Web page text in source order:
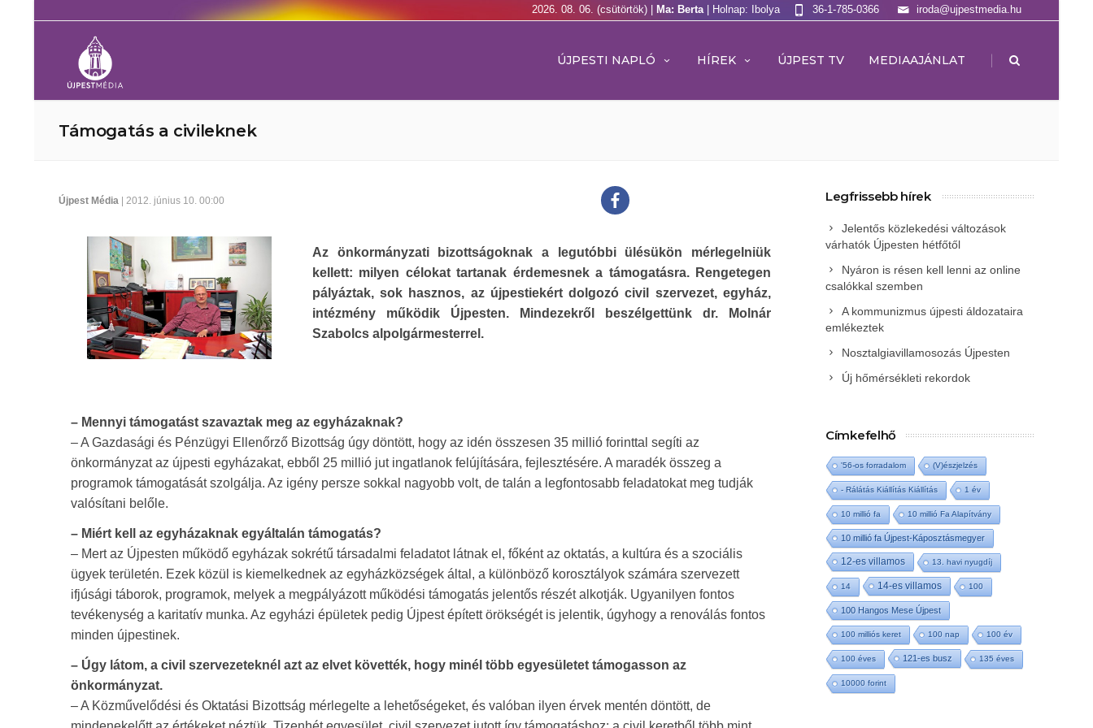
2026. 08. 06. (csütörtök) | Ma: Berta | Holnap: Ibolya iroda@ujpestmedia.hu
36-1-785-0366
ÚJPESTI NAPLÓ HÍREK ÚJPEST TV MEDIAAJÁNLAT |
Támogatás a civileknek
Újpest Média | 2012. június 10. 00:00
Az önkormányzati bizottságoknak a legutóbbi ülésükön mérlegelniük
kellett: milyen célokat tartanak érdemesnek a támogatásra. Rengetegen
pályáztak, sok hasznos, az újpestiekért dolgozó civil szervezet, egyház,
intézmény működik Újpesten. Mindezekről beszélgettünk dr. Molnár
Szabolcs alpolgármesterrel.
– Mennyi támogatást szavaztak meg az egyházaknak?
– A Gazdasági és Pénzügyi Ellenőrző Bizottság úgy döntött, hogy az idén összesen 35 millió forinttal segíti az
önkormányzat az újpesti egyházakat, ebből 25 millió jut ingatlanok felújítására, fejlesztésére. A maradék összeg a
programok támogatását szolgálja. Az igény persze sokkal nagyobb volt, de talán a legfontosabb feladatokat meg tudják
valósítani belőle.
– Miért kell az egyházaknak egyáltalán támogatás?
– Mert az Újpesten működő egyházak sokrétű társadalmi feladatot látnak el, főként az oktatás, a kultúra és a szociális
ügyek területén. Ezek közül is kiemelkednek az egyházközségek által, a különböző korosztályok számára szervezett
ifjúsági táborok, programok, melyek a megpályázott működési támogatás jelentős részét alkotják. Ugyanilyen fontos
tevékenység a karitatív munka. Az egyházi épületek pedig Újpest épített örökségét is jelentik, úgyhogy a renoválás fontos
minden újpestinek.
– Úgy látom, a civil szervezeteknél azt az elvet követték, hogy minél több egyesületet támogasson az
önkormányzat.
– A Közművelődési és Oktatási Bizottság mérlegelte a lehetőségeket, és valóban ilyen érvek mentén döntött, de
Legfrissebb hírek
Jelentős közlekedési változások
várhatók Újpesten hétfőtől
Nyáron is résen kell lenni az online
csalókkal szemben
A kommunizmus újpesti áldozataira
emlékeztek
Nosztalgiavillamosozás Újpesten
Új hőmérsékleti rekordok
Címkefelhő
'56-os forradalom (V)észjelzés
- Rálátás Kiállítás Kiállítás 1 év
10 millió fa 10 millió Fa Alapítvány
10 millió fa Újpest-Káposztásmegyer
12-es villamos 13. havi nyugdíj
14 14-es villamos 100
100 Hangos Mese Újpest
100 milliós keret 100 nap 100 év
100 éves 121-es busz 135 éves
10000 forint